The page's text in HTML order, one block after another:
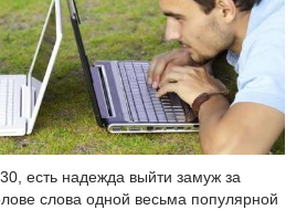
есть надежда выйти замуж за
слова одной весьма популярной